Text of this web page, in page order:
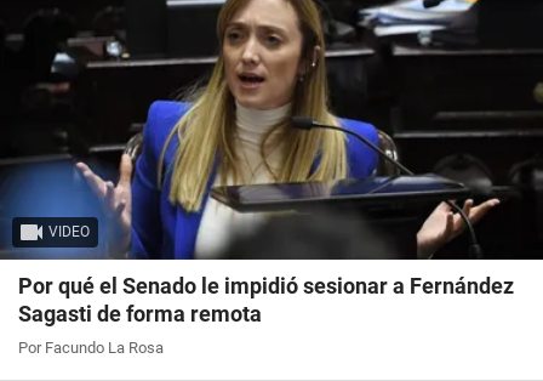
VIDEO
Por qué el Senado le impidió sesionar a Fernández
Sagasti de forma remota
Por Facundo La Rosa